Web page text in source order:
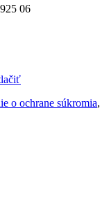
06
o ochrane súkromia,